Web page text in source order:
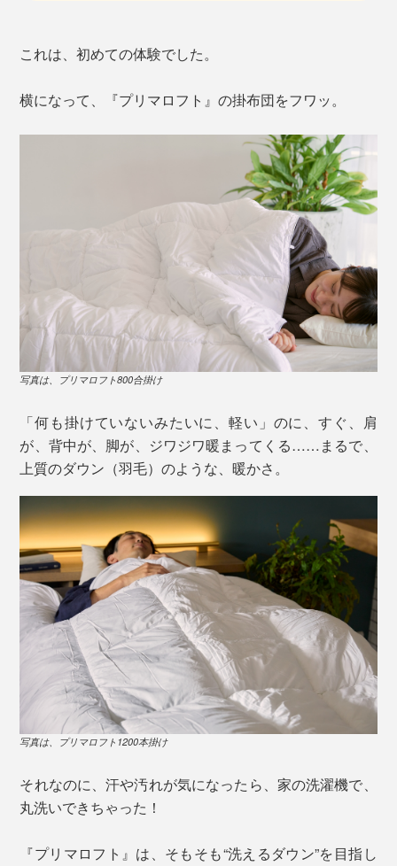
これは、初めての体験でした。
横になって、『プリマロフト』の掛布団をフワッ。
写真は、プリマロフト800合掛け
「何も掛けていないみたいに、軽い」のに、すぐ、肩
が、背中が、脚が、ジワジワ暖まってくる……まるで、
上質のダウン（羽毛）のような、暖かさ。
写真は、プリマロフト1200本掛け
それなのに、汗や汚れが気になったら、家の洗濯機で、
丸洗いできちゃった！
『プリマロフト』は、そもそも“洗えるダウン”を目指し